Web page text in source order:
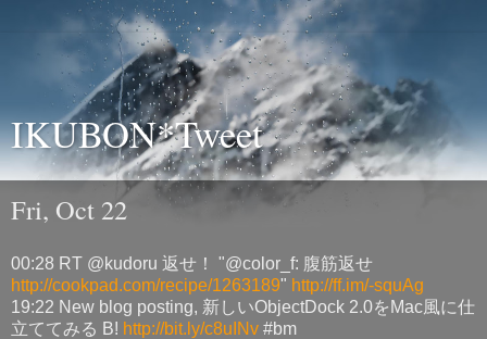
IKUBON*Tweet
Fri, Oct 22
00:28 RT @kudoru 返せ！ "@color_f: 腹筋返せ
http://cookpad.com/recipe/1263189" http://ff.im/-squAg
19:22 New blog posting, 新しいObjectDock 2.0をMac風に仕
立ててみる B! http://bit.ly/c8uINv #bm